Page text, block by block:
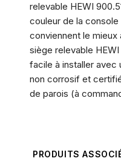
relevable HEWI
couleur de la
conviennent le mieux
siège relevable
facile à installer avec
non corrosif et
de parois (à
PRODUITS